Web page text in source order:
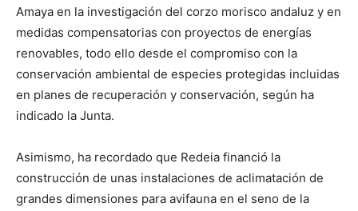
Amaya en la investigación del corzo morisco andaluz y en
medidas compensatorias con proyectos de energías
renovables, todo ello desde el compromiso con la
conservación ambiental de especies protegidas incluidas
en planes de recuperación y conservación, según ha
indicado la Junta.
Asimismo, ha recordado que Redeia financió la
construcción de unas instalaciones de aclimatación de
grandes dimensiones para avifauna en el seno de la